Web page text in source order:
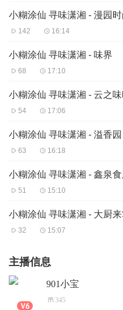
小糊涂仙 寻味潇湘 - 漫园
142 16:14
小糊涂仙 寻味潇湘 - 味界
68 17:10
小糊涂仙 寻味潇湘 - 云之
54 17:06
小糊涂仙 寻味潇湘 - 溢香园
63 16:18
小糊涂仙 寻味潇湘 - 鑫泉
51 15:10
小糊涂仙 寻味潇湘 - 大厨
32 15:07
主播信息
901小宝
345